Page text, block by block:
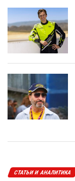
СТАТЬИ И АНАЛИТИКА